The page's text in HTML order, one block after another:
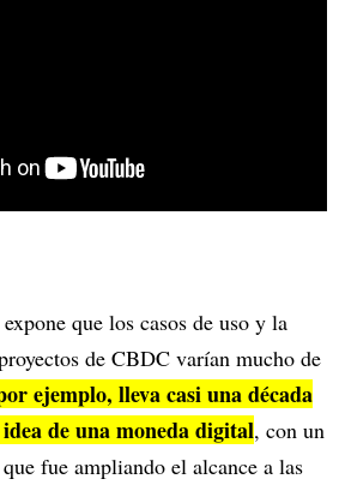
que los casos de uso y la
de CBDC varían mucho de
ejemplo, lleva casi una década
de una moneda digital, con un
fue ampliando el alcance a las